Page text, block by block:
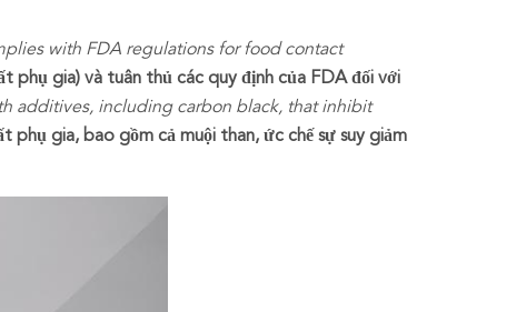
with FDA regulations for food contact
phụ gia) và tuân thủ các quy định của FDA đối với
additives, including carbon black, that inhibit
phụ gia, bao gồm cả muội than, ức chế sự suy giảm